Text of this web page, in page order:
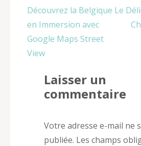
Navigation
de
l’article
Découvrez la Belgique
en Immersion avec
Google Maps Street
View
Le
Laisser un
commentaire
Votre adresse e-mail ne
publiée. Les champs